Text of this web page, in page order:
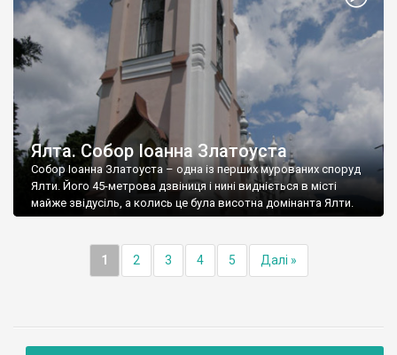
Ялта. Собор Іоанна Златоуста
Собор Іоанна Златоуста – одна із перших мурованих споруд
Ялти. Його 45-метрова дзвіниця і нині видніється в місті
майже звідусіль, а колись це була висотна домінанта Ялти.
1 2 3 4 5 Далі »